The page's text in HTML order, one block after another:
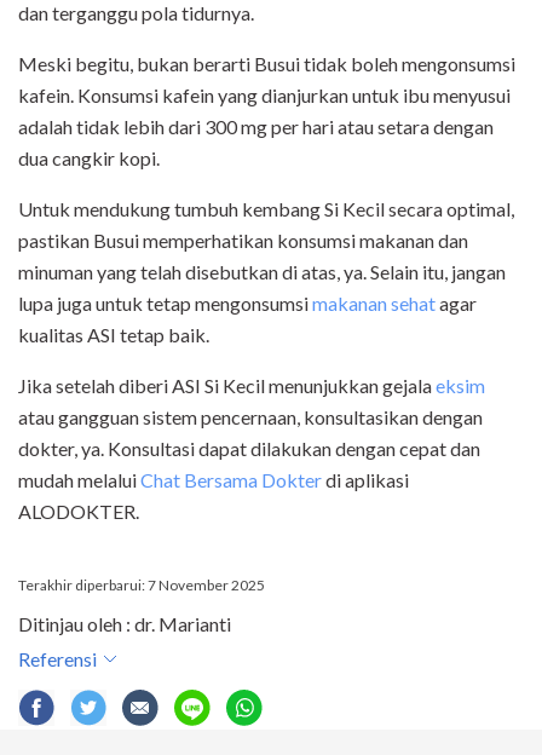
dan terganggu pola tidurnya.
Meski begitu, bukan berarti Busui tidak boleh mengonsumsi
kafein. Konsumsi kafein yang dianjurkan untuk ibu menyusui
adalah tidak lebih dari 300 mg per hari atau setara dengan
dua cangkir kopi.
Untuk mendukung tumbuh kembang Si Kecil secara optimal,
pastikan Busui memperhatikan konsumsi makanan dan
minuman yang telah disebutkan di atas, ya. Selain itu, jangan
lupa juga untuk tetap mengonsumsimakanan sehatagar
kualitas ASI tetap baik.
Jika setelah diberi ASI Si Kecil menunjukkan gejalaeksim
atau gangguan sistem pencernaan, konsultasikan dengan
dokter, ya. Konsultasi dapat dilakukan dengan cepat dan
mudah melaluiChat Bersama Dokterdi aplikasi
ALODOKTER.
Terakhir diperbarui: 7 November 2025